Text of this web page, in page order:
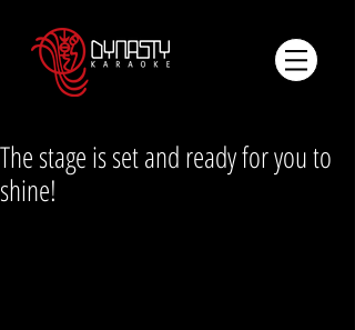
The stage is set and ready for you to
shine!